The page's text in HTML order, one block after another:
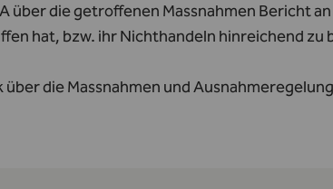
über die getroffenen Massnahmen Bericht
hat, bzw. ihr Nichthandeln hinreichend zu
die Massnahmen und